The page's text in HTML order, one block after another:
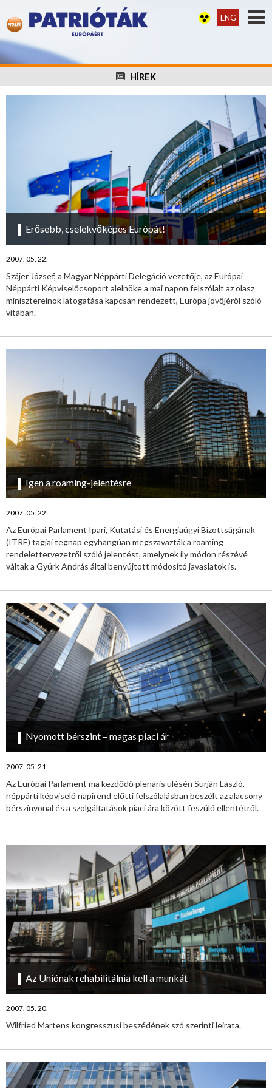
ENG
HÍREK
Erősebb, cselekvőképes Európát!
2007. 05. 22.
Szájer József, a Magyar Néppárti Delegáció vezetője, az Európai
Néppárti Képviselőcsoport alelnöke a mai napon felszólalt az olasz
miniszterelnök látogatása kapcsán rendezett, Európa jövőjéről szóló
vitában.
Igen a roaming-jelentésre
2007. 05. 22.
Az Európai Parlament Ipari, Kutatási és Energiaügyi Bizottságának
(ITRE) tagjai tegnap egyhangúan megszavazták a roaming
rendelettervezetről szóló jelentést, amelynek ily módon részévé
váltak a Gyürk András által benyújtott módosító javaslatok is.
Nyomott bérszint – magas piaci ár
2007. 05. 21.
Az Európai Parlament ma kezdődő plenáris ülésén Surján László,
néppárti képviselő napirend előtti felszólalásban beszélt az alacsony
bérszínvonal és a szolgáltatások piaci ára között feszülő ellentétről.
Az Uniónak rehabilitálnia kell a munkát
2007. 05. 20.
Wilfried Martens kongresszusi beszédének szó szerinti leirata.